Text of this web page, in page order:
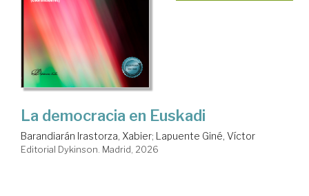
La democracia en Euskadi
Barandiarán Irastorza, Xabier; Lapuente Giné, Víctor
Editorial Dykinson. Madrid, 2026